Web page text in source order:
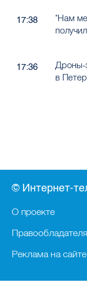
17:38
"Нам
17:36
Дроны-
в
© Интернет-
О проекте
Реклама на сайте